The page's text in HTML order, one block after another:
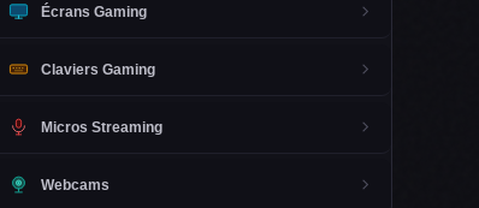
Écrans Gaming
Claviers Gaming
Micros Streaming
Webcams